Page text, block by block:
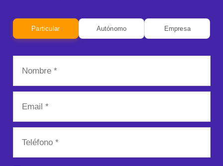
Particular Autónomo Empresa